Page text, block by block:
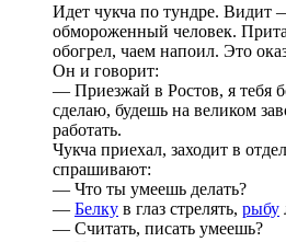
Идет чукча по тундре. Видит
обмороженный человек.
обогрел, чаем напоил. Это
Он и говорит:
— Приезжай в Ростов, я тебя
сделаю, будешь на великом
работать.
Чукча приехал, заходит в
спрашивают:
— Что ты умеешь делать?
— Белку в глаз стрелять, рыбу
— Считать, писать умеешь?